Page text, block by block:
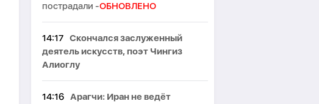
пострадали -ОБНОВЛЕНО
14:17 Скончался заслуженный
деятель искусств, поэт Чингиз
Алиоглу
14:16 Арагчи: Иран не ведёт